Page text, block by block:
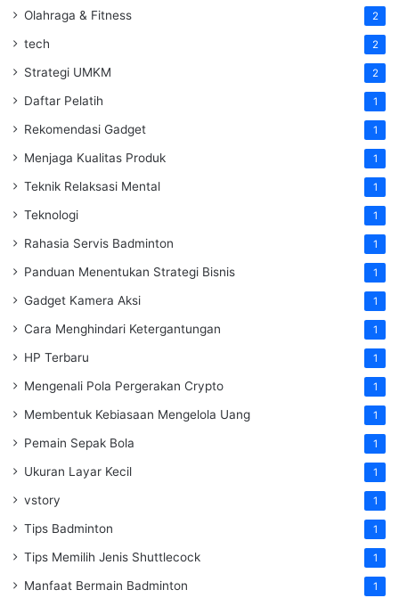
Olahraga & Fitness 2
tech 2
Strategi UMKM 2
Daftar Pelatih 1
Rekomendasi Gadget 1
Menjaga Kualitas Produk 1
Teknik Relaksasi Mental 1
Teknologi 1
Rahasia Servis Badminton 1
Panduan Menentukan Strategi Bisnis 1
Gadget Kamera Aksi 1
Cara Menghindari Ketergantungan 1
HP Terbaru 1
Mengenali Pola Pergerakan Crypto 1
Membentuk Kebiasaan Mengelola Uang 1
Pemain Sepak Bola 1
Ukuran Layar Kecil 1
vstory 1
Tips Badminton 1
Tips Memilih Jenis Shuttlecock 1
Manfaat Bermain Badminton 1